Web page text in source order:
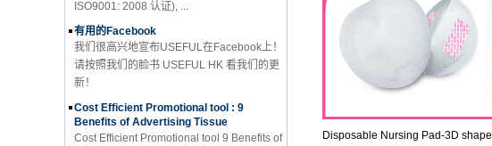
有用的Facebook
我们很高兴地宣布USEFUL在Facebook上！
请按照我们的脸书 USEFUL HK 看我们的更
新！
Cost Efficient Promotional tool : 9
Benefits of Advertising Tissue
Cost Efficient Promotional tool 9 Benefits of
Advertising Tissue Posted by Useful
Disposable Nursing Pad-3D shape